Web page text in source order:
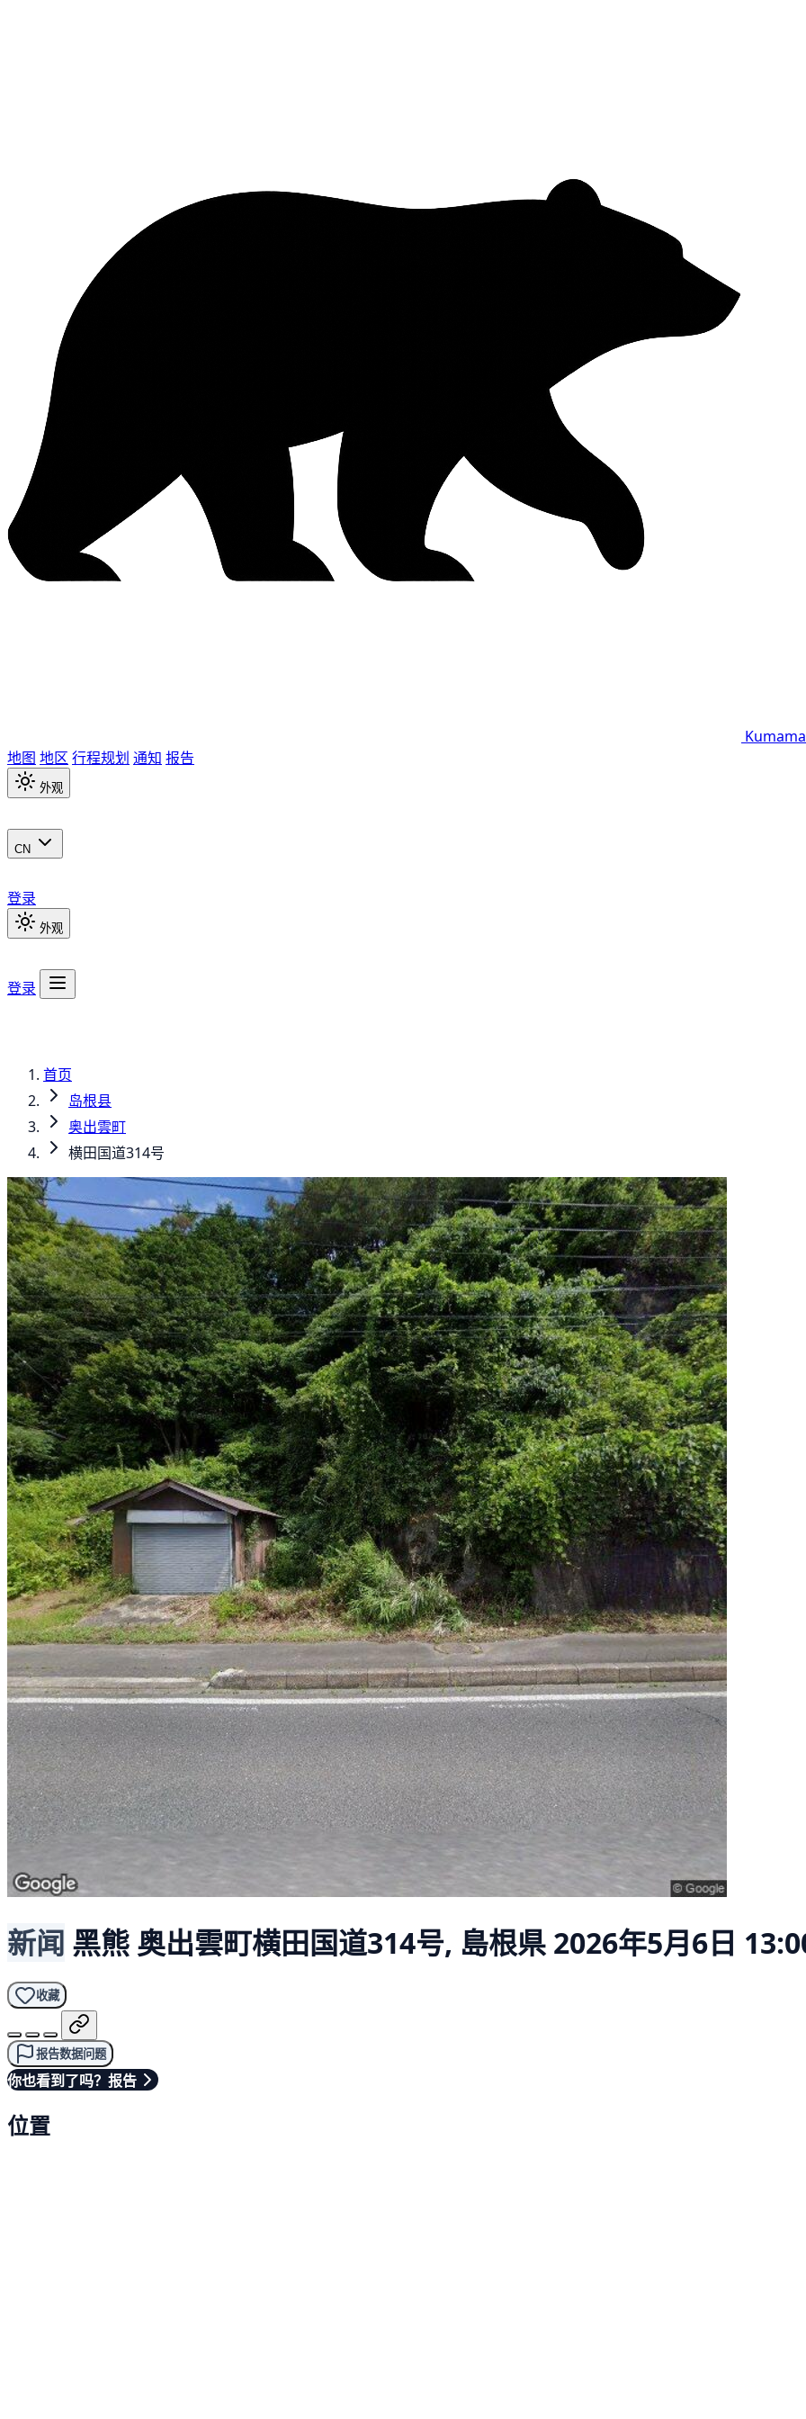
地图 地区 行程规划 通知 报告
外观
CN
登录
外观
登录
首页
岛根县
奥出雲町
横田国道314号
新闻 黑熊 奥出雲町横田国道314号, 島根県 2026年5月6日
收藏
报告数据问题
你也看到了吗？报告
位置